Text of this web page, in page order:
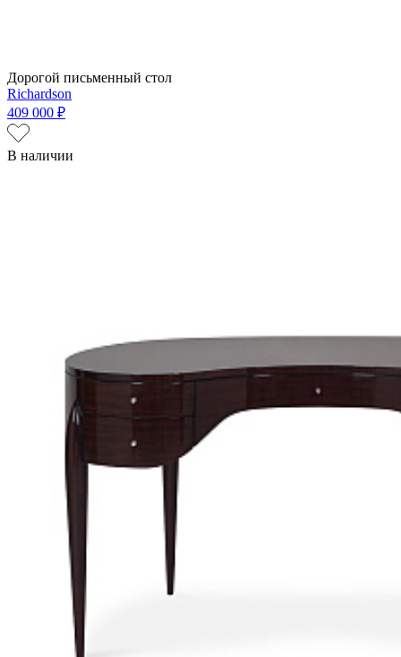
Дорогой письменный стол
Richardson
409 000 ₽
В наличии